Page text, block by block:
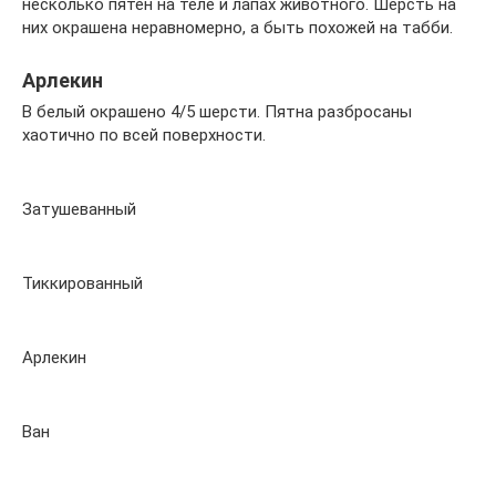
них окрашена неравномерно, а быть похожей на табби.
Арлекин
В белый окрашено 4/5 шерсти. Пятна разбросаны
хаотично по всей поверхности.
Затушеванный
Тиккированный
Арлекин
Ван